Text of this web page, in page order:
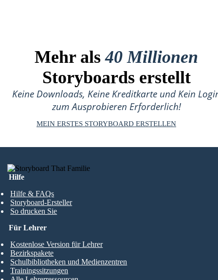
Mehr als40 Millionen
Storyboards erstellt
Keine Downloads, Keine Kreditkarte und Kein
zum Ausprobieren Erforderlich!
MEIN ERSTES STORYBOARD ERSTELLEN
Hilfe
Hilfe & FAQs
Storyboard-Ersteller
So drucken Sie
Für Lehrer
Kostenlose Version für Lehrer
Bezirkspakete
Schulbibliotheken und Medienzentren
Trainingssitzungen